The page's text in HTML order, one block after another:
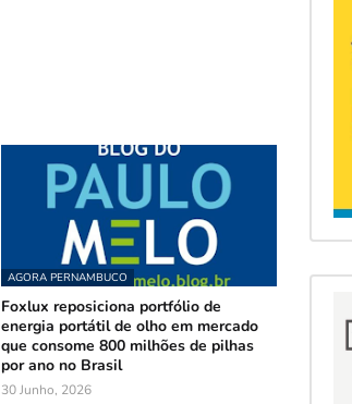
AGORA PERNAMBUCO
Foxlux reposiciona portfólio de
energia portátil de olho em mercado
que consome 800 milhões de pilhas
por ano no Brasil
30 Junho, 2026